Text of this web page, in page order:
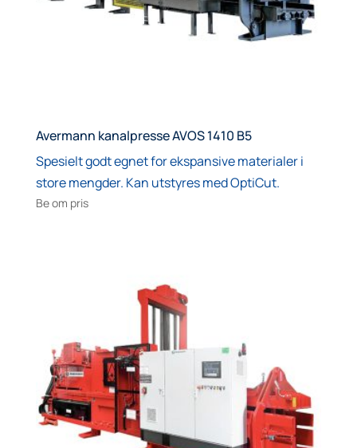
Avermann kanalpresse AVOS 1410 B5
Spesielt godt egnet for ekspansive materialer i
store mengder. Kan utstyres med OptiCut.
Be om pris